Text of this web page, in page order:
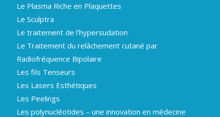
Le Plasma Riche en Plaquettes
Le Sculptra
Le traitement de l’hypersudation
Le Traitement du relâchement cutané par
Radiofréquence Bipolaire
Les fils Tenseurs
Les Lasers Esthétiques
Les Peelings
Les polynucléotides – une innovation en médecine